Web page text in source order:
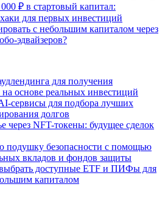
₽ в стартовый капитал:
для первых инвестиций
с небольшим капиталом через
эдвайзеров?
для получения
на основе реальных инвестиций
сервисы для подбора лучших
долгов
через NFT-токены: будущее сделок
подушку безопасности с помощью
вкладов и фондов защиты
доступные ETF и ПИФы для
капиталом